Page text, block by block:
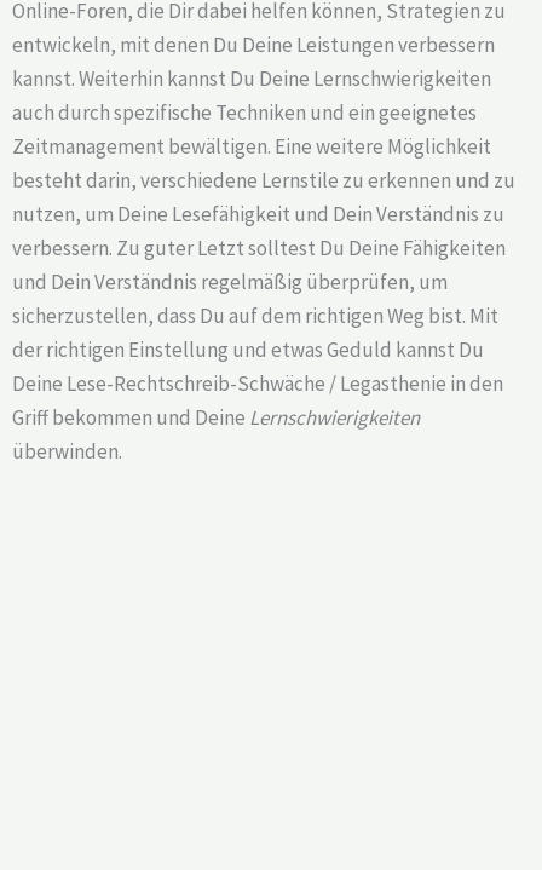
Online-Foren, die Dir dabei helfen können, Strategien zu
entwickeln, mit denen Du Deine Leistungen verbessern
kannst. Weiterhin kannst Du Deine Lernschwierigkeiten
auch durch spezifische Techniken und ein geeignetes
Zeitmanagement bewältigen. Eine weitere Möglichkeit
besteht darin, verschiedene Lernstile zu erkennen und zu
nutzen, um Deine Lesefähigkeit und Dein Verständnis zu
verbessern. Zu guter Letzt solltest Du Deine Fähigkeiten
und Dein Verständnis regelmäßig überprüfen, um
sicherzustellen, dass Du auf dem richtigen Weg bist. Mit
der richtigen Einstellung und etwas Geduld kannst Du
Deine Lese-Rechtschreib-Schwäche / Legasthenie in den
Griff bekommen und Deine Lernschwierigkeiten
überwinden.